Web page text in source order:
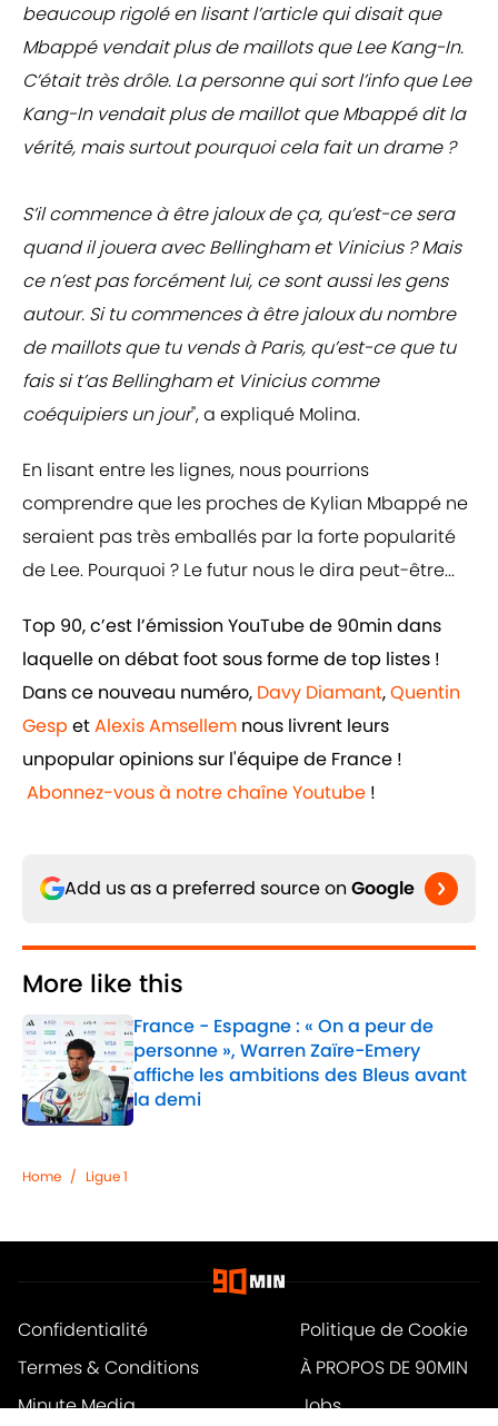
beaucoup rigolé en lisant l’article qui disait que
Mbappé vendait plus de maillots que Lee Kang-In.
C’était très drôle. La personne qui sort l’info que Lee
Kang-In vendait plus de maillot que Mbappé dit la
vérité, mais surtout pourquoi cela fait un drame ?
S’il commence à être jaloux de ça, qu’est-ce sera
quand il jouera avec Bellingham et Vinicius ? Mais
ce n’est pas forcément lui, ce sont aussi les gens
autour. Si tu commences à être jaloux du nombre
de maillots que tu vends à Paris, qu’est-ce que tu
fais si t’as Bellingham et Vinicius comme
coéquipiers un jour", a expliqué Molina.
En lisant entre les lignes, nous pourrions
comprendre que les proches de Kylian Mbappé ne
seraient pas très emballés par la forte popularité
de Lee. Pourquoi ? Le futur nous le dira peut-être...
Top 90, c’est l’émission YouTube de 90min dans
laquelle on débat foot sous forme de top listes !
Dans ce nouveau numéro, Davy Diamant,Quentin
Gesp etAlexis Amsellem nous livrent leurs
unpopular opinions sur l'équipe de France !
Abonnez-vous à notre chaîne Youtube !
Add us as a preferred source on Google
More like this
France - Espagne : « On a peur de
personne », Warren Zaïre-Emery
affiche les ambitions des Bleus avant
la demi
Published by on Invalid Date
Home / Ligue 1
Confidentialité
Politique de Cookie
Termes & Conditions
À PROPOS DE 90MIN
Minute Media
Jobs